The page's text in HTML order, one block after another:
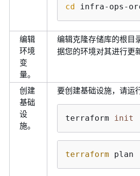
cd infra-ops-
编辑
环境
变
量。
编辑克隆存储库的根目
据您的环境对其进行更
创建
基础
设
施。
要创建基础设施，请运
terraform init
terraform plan